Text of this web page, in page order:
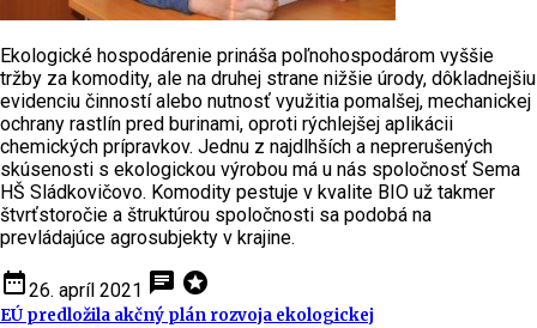
Ekologické hospodárenie prináša poľnohospodárom vyššie
tržby za komodity, ale na druhej strane nižšie úrody, dôkladnejšiu
evidenciu činností alebo nutnosť využitia pomalšej, mechanickej
ochrany rastlín pred burinami, oproti rýchlejšej aplikácii
chemických prípravkov. Jednu z najdlhších a neprerušených
skúsenosti s ekologickou výrobou má u nás spoločnosť Sema
HŠ Sládkovičovo. Komodity pestuje v kvalite BIO už takmer
štvrťstoročie a štruktúrou spoločnosti sa podobá na
prevládajúce agrosubjekty v krajine.
date_range26. apríl 2021 chat stars
EÚ predložila akčný plán rozvoja ekologickej